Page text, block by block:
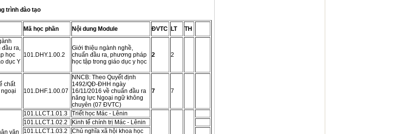
trình đào tạo
Mã học phần Nội dung Module ĐVTC LT TH
đầu ra,
học
dục Y
101.DHY.1.00.2
Giới thiệu ngành nghề,
chuẩn đầu ra, phương pháp
học tập trong giáo dục y học
2 2
chất
101.DHF.1.00.07
NNCB: Theo Quyết định
1492/QĐ-ĐHH ngày
16/11/2016 về chuẩn đầu ra
năng lực Ngoại ngữ không
chuyên (07 ĐVTC)
7 7
văn
101.LLCT.1.01.3 Triết học Mác - Lênin
101.LLCT.1.02.2
Kinh tế chính trị Mác - Lênin
101.LLCT.1.03.2
Chủ nghĩa xã hội khoa học